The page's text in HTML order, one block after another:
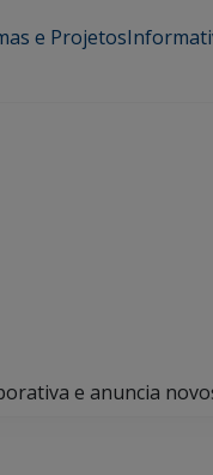
e Projetos
e anuncia